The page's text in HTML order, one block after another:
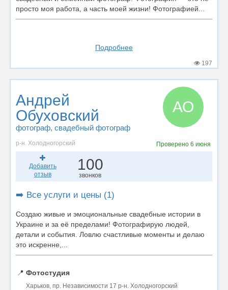
просто моя работа, а часть моей жизни! Фотографией...
Подробнее
197
Андрей
Обуховский
фотограф, свадебный фотограф
АО
р-н. Холодногорский Проверено 6 июня
Добавить
отзыв
100
звонков
➡️ Все услуги и цены (1)
Создаю живые и эмоциональные свадебные истории в
Украине и за её пределами! Фотографирую людей,
детали и события. Ловлю счастливые моменты и делаю
это искренне,...
📍 Фотостудия
Харьков, пр. Независимости 17 р-н. Холодногорский